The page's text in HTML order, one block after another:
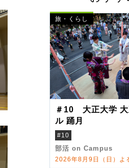
旅・くらし
＃10 大正大学 大
ル 踊月
#10
部活 on Campus
2026年8月9日（日）よ